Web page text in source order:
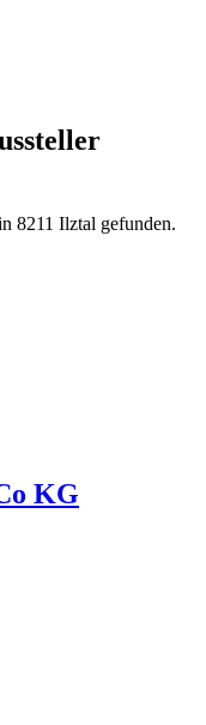
8211 Ilztal gefunden.
KG